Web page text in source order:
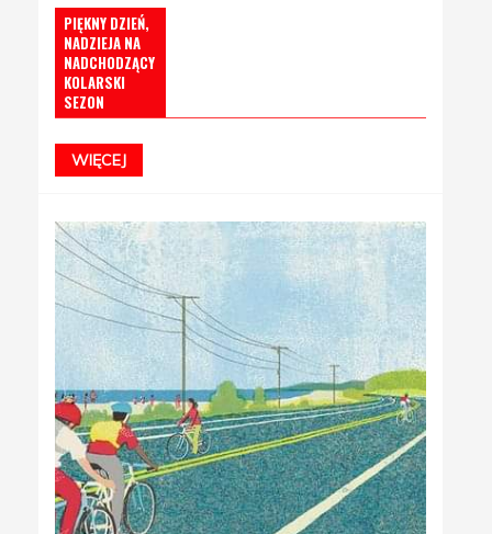
PIĘKNY DZIEŃ,
NADZIEJA NA
NADCHODZĄCY
KOLARSKI
SEZON
WIĘCEJ